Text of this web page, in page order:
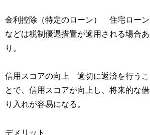
金利控除（特定のローン） 住宅ローン
などは税制優遇措置が適用される場合あ
り。
信用スコアの向上 適切に返済を行うこ
とで、信用スコアが向上し、将来的な借
り入れが容易になる。
デメリット